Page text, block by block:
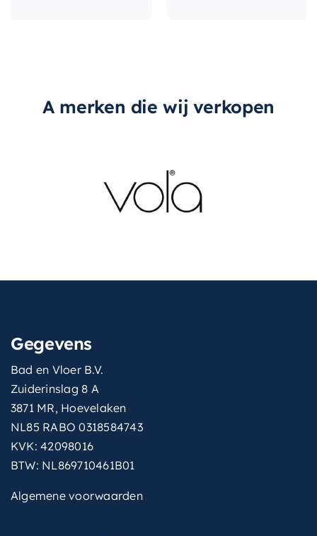
A merken die wij verkopen
Gegevens
Bad en Vloer B.V.
Zuiderinslag 8 A
3871 MR, Hoevelaken
NL85 RABO 0318584743
KVK: 42098016
BTW: NL869710461B01
Algemene voorwaarden